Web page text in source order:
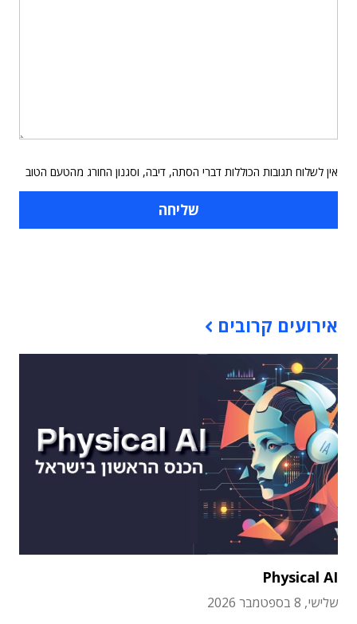
אין לשלוח תגובות הכוללות דברי הסתה, דיבה, וסגנון החורג מהטעם הטוב
אירועים קרובים
Physical AI
שלישי, 8 בספטמבר 2026